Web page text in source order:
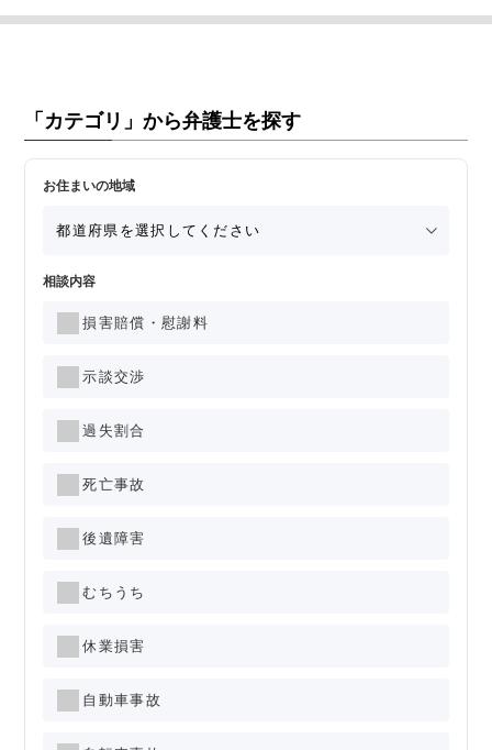
「カテゴリ」から弁護士を探す
お住まいの地域
相談内容
損害賠償・慰謝料
示談交渉
過失割合
死亡事故
後遺障害
むちうち
休業損害
自動車事故